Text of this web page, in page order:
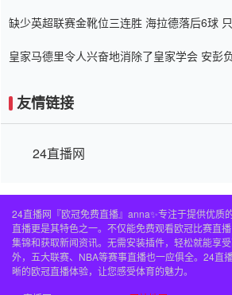
缺少英超联赛金靴位三连胜 海拉德落后6球
皇家马德里令人兴奋地消除了皇家学会 安彭
友情链接
24直播网
24直播网『欧冠免费直播』anna✨专注于提供优质
直播更是其特色之一。不仅能免费观看欧冠比赛直
集锦和获取新闻资讯。无需安装插件，轻松就能享
外，五大联赛、NBA等赛事直播也一应俱全。24直
晰的欧冠直播体验，让您感受体育的魅力。